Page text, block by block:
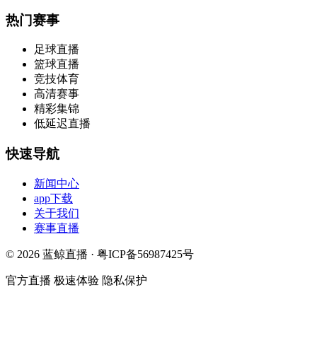
热门赛事
足球直播
篮球直播
竞技体育
高清赛事
精彩集锦
低延迟直播
快速导航
新闻中心
app下载
关于我们
赛事直播
© 2026 蓝鲸直播 · 粤ICP备56987425号
官方直播 极速体验 隐私保护